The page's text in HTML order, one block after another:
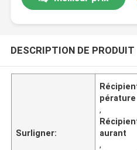
DESCRIPTION DE PRODUIT
Surligner:
pérature
,
aurant
,